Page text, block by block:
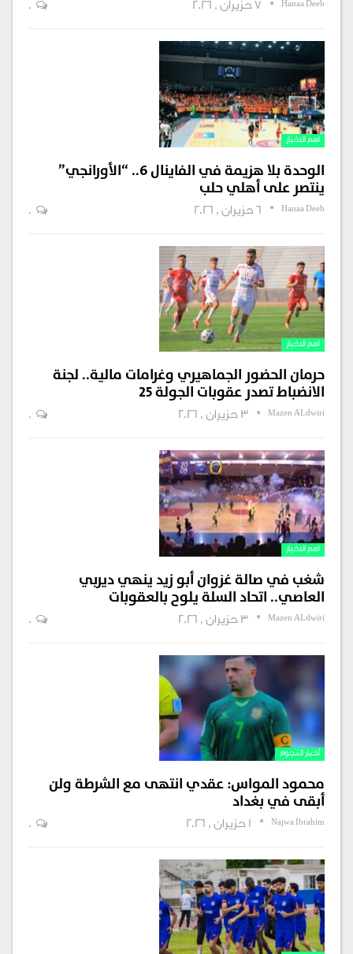
Hanaa Deeb
0
اهم الاخبار
الوحدة بلا هزيمة في الفاينال 6.. “الأورانجي”
ينتصر على أهلي حلب
Hanaa Deeb
0
اهم الاخبار
حرمان الحضور الجماهيري وغرامات مالية.. لجنة
الانضباط تصدر عقوبات الجولة 25
Mazen ALdwiri 3 حزيران , 2026 0
اهم الاخبار
شغب في صالة غزوان أبو زيد ينهي ديربي
العاصي.. اتحاد السلة يلوح بالعقوبات
Mazen ALdwiri 3 حزيران , 2026 0
أخبار النجوم
محمود المواس: عقدي انتهى مع الشرطة ولن
أبقى في بغداد
Najwa Ibrahim
0